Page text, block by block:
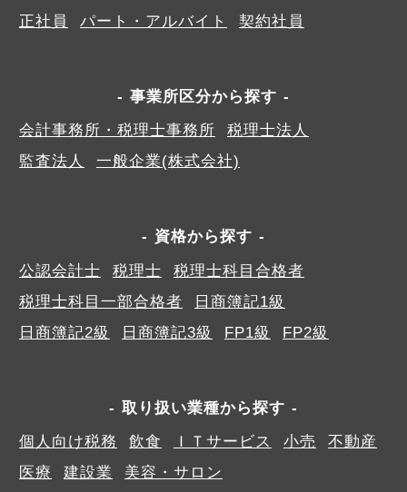
正社員
パート・アルバイト 契約社員
事業所区分から探す
会計事務所・税理士事務所
税理士法人
監査法人
一般企業(株式会社)
資格から探す
公認会計士
税理士
税理士科目合格者
税理士科目一部合格者
日商簿記1級
日商簿記2級
日商簿記3級 FP1級 FP2級
取り扱い業種から探す
個人向け税務
飲食 ＩＴサービス 小売
不動産
医療
建設業 美容・サロン